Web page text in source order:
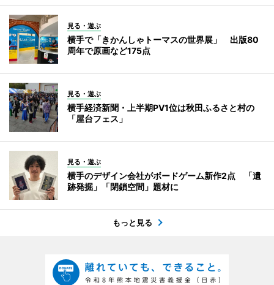
見る・遊ぶ
横手で「きかんしゃトーマスの世界展」 出版80
周年で原画など175点
見る・遊ぶ
横手経済新聞・上半期PV1位は秋田ふるさと村の
「屋台フェス」
見る・遊ぶ
横手のデザイン会社がボードゲーム新作2点 「遺
跡発掘」「閉鎖空間」題材に
もっと見る